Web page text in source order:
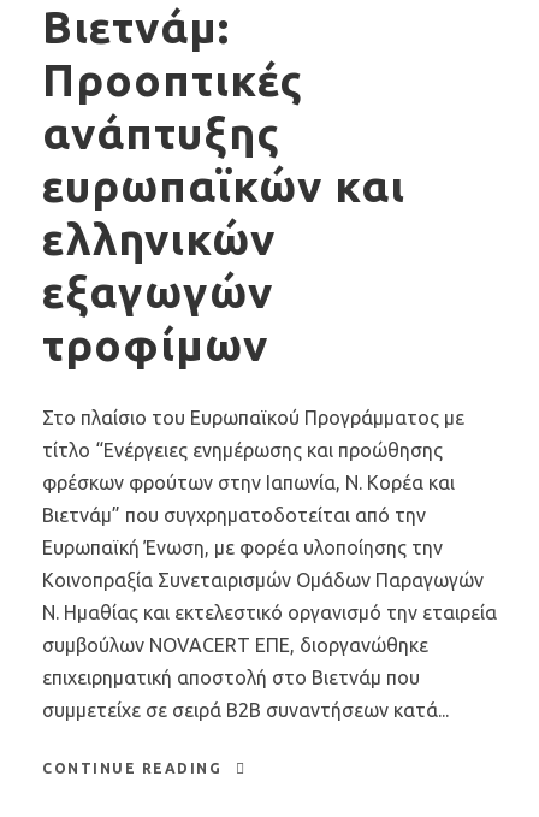
Βιετνάμ:
Προοπτικές
ανάπτυξης
ευρωπαϊκών και
ελληνικών
εξαγωγών
τροφίμων
Στο πλαίσιο του Ευρωπαϊκού Προγράμματος με
τίτλο “Ενέργειες ενημέρωσης και προώθησης
φρέσκων φρούτων στην Ιαπωνία, Ν. Κορέα και
Βιετνάμ” που συγχρηματοδοτείται από την
Ευρωπαϊκή Ένωση, με φορέα υλοποίησης την
Κοινοπραξία Συνεταιρισμών Ομάδων Παραγωγών
Ν. Ημαθίας και εκτελεστικό οργανισμό την εταιρεία
συμβούλων NOVACERT ΕΠΕ, διοργανώθηκε
επιχειρηματική αποστολή στο Βιετνάμ που
συμμετείχε σε σειρά B2B συναντήσεων κατά...
CONTINUE READING